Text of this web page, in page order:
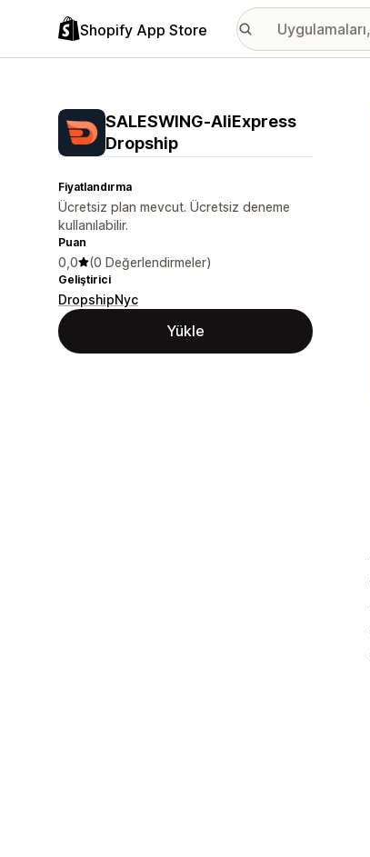
Shopify App Store
SALESWING‑AliExpress
Dropship
Fiyatlandırma
Ücretsiz plan mevcut. Ücretsiz deneme
kullanılabilir.
Puan
0,0 (0 Değerlendirmeler)
Geliştirici
DropshipNyc
Yükle